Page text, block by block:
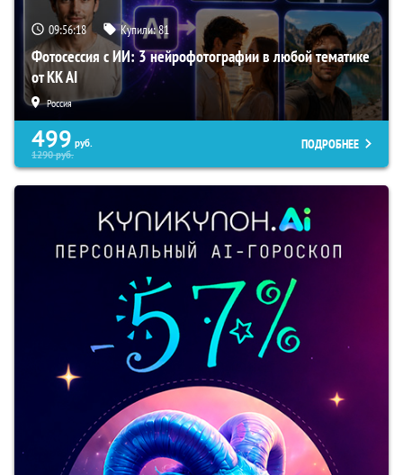
09:56:17 Купили:81
Фотосессия с ИИ: 3 нейрофотографии в любой тематике
от KK AI
Россия
499 руб.
1290руб.
ПОДРОБНЕЕ